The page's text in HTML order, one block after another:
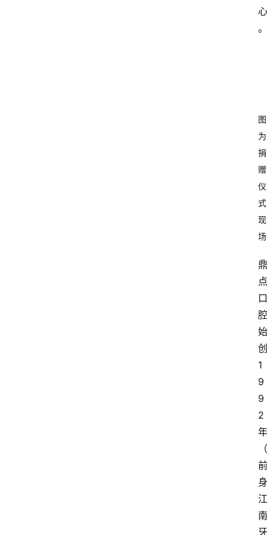
心
。
图
为
捐
赠
仪
式
现
场
鼎
点
口
腔
始
创
1
9
9
2
年
（
前
身
江
南
牙